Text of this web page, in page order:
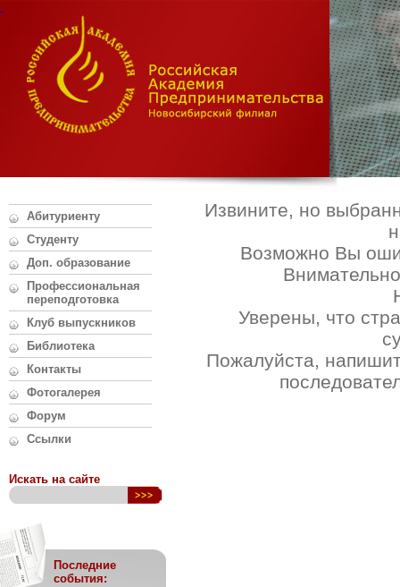
Абитуриенту
Студенту
Доп. образование
Профессиональная
переподготовка
Клуб выпускников
Библиотека
Контакты
Фотогалерея
Форум
Ссылки
Искать на сайте
Последние
события:
Извините, но
Возможно Вы
Уверены, что
Пожалуйста,